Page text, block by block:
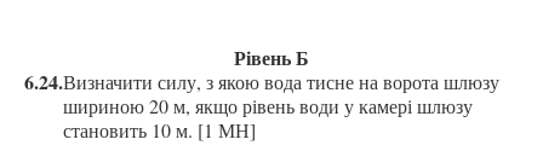
Рівень Б
6.24.Визначити силу, з якою вода тисне на ворота шлюзу
шириною 20 м, якщо рівень води у камері шлюзу
становить 10 м. [1 МН]